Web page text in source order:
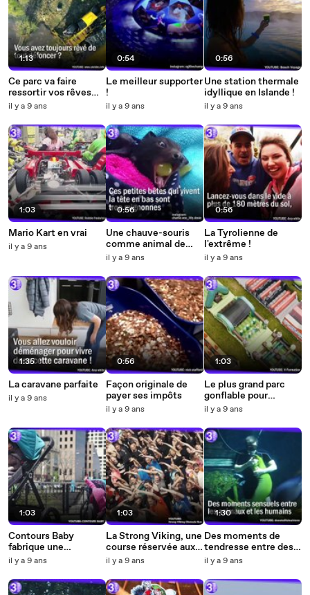
1:13
Ce parc va faire
ressortir vos rêves
d'enfants !
il y a 9 ans
1:03
Mario Kart en vrai
il y a 9 ans
1:35
La caravane parfaite
il y a 9 ans
1:03
Contours Baby
fabrique une
poussette géante
il y a 9 ans
0:54
Le meilleur supporter
!
il y a 9 ans
0:56
Une chauve-souris
comme animal de
compagnie ?
il y a 9 ans
0:56
Façon originale de
payer ses impôts
il y a 9 ans
1:03
La Strong Viking, une
course réservée aux
véritables Warriors
il y a 9 ans
0:56
Une station thermale
idyllique en Islande !
il y a 9 ans
0:56
La Tyrolienne de
l'extrême !
il y a 9 ans
1:03
Le plus grand parc
gonflable pour
adultes !
il y a 9 ans
1:30
Des moments de
tendresse entre des
hommes et des
il y a 9 ans